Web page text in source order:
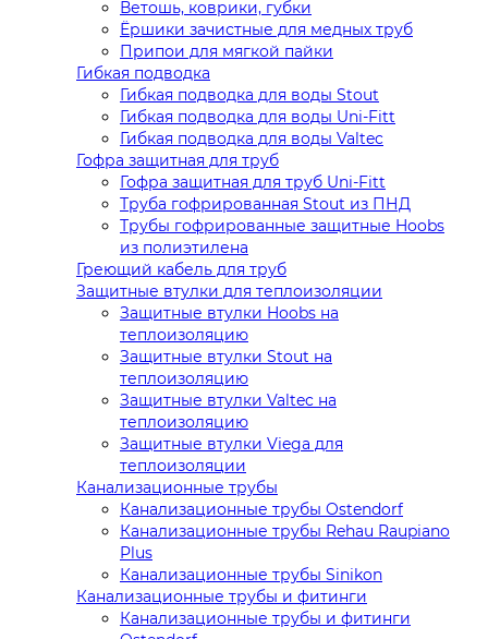
Ветошь, коврики, губки
Ёршики зачистные для медных труб
Припои для мягкой пайки
Гибкая подводка
Гибкая подводка для воды Stout
Гибкая подводка для воды Uni-Fitt
Гибкая подводка для воды Valtec
Гофра защитная для труб
Гофра защитная для труб Uni-Fitt
Труба гофрированная Stout из ПНД
Трубы гофрированные защитные Hoobs
из полиэтилена
Греющий кабель для труб
Защитные втулки для теплоизоляции
Защитные втулки Hoobs на
теплоизоляцию
Защитные втулки Stout на
теплоизоляцию
Защитные втулки Valtec на
теплоизоляцию
Защитные втулки Viega для
теплоизоляции
Канализационные трубы
Канализационные трубы Ostendorf
Канализационные трубы Rehau Raupiano
Plus
Канализационные трубы Sinikon
Канализационные трубы и фитинги
Канализационные трубы и фитинги